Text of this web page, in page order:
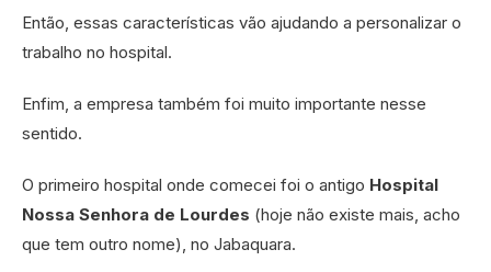
Então, essas características vão ajudando a personalizar o
trabalho no hospital.
Enfim, a empresa também foi muito importante nesse
sentido.
O primeiro hospital onde comecei foi o antigo Hospital
Nossa Senhora de Lourdes (hoje não existe mais, acho
que tem outro nome), no Jabaquara.